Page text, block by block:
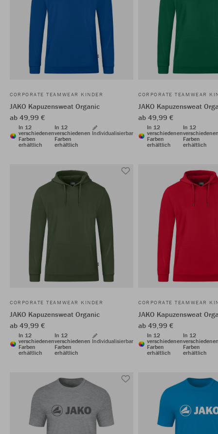
CORPORATE TEAMWEAR KINDER
JAKO Kapuzensweat Organic
ab 49,99 €
In 12
verschiedenen
Farben
erhältlich
In 12
verschiedenen
Farben
erhältlich
Individualisierbar
CORPORATE TEAMWEAR
JAKO Kapuzensweat
ab 49,99 €
In 12
verschiedenen
Farben
erhältlich
In 12
Farben
erhältlich
CORPORATE TEAMWEAR KINDER
JAKO Kapuzensweat Organic
ab 49,99 €
In 12
verschiedenen
Farben
erhältlich
In 12
verschiedenen
Farben
erhältlich
Individualisierbar
CORPORATE TEAMWEAR
JAKO Kapuzensweat
ab 49,99 €
In 12
verschiedenen
Farben
erhältlich
In 12
Farben
erhältlich